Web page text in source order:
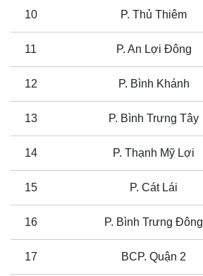
10 P. Thủ Thiêm
11 P. An Lợi Đông
12 P. Bình Khánh
13 P. Bình Trưng Tây
14 P. Thạnh Mỹ Lợi
15 P. Cát Lái
16 P. Bình Trưng Đông
17 BCP. Quận 2